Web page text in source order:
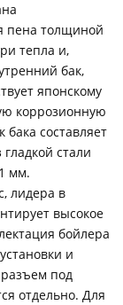
пена толщиной
тепла и,
бак,
японскому
коррозионную
бака составляет
стали
мм.
лидера в
высокое
бойлера
и
под
отдельно. Для